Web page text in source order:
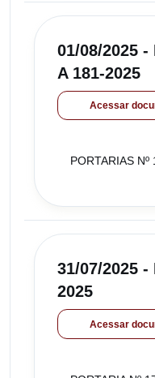
01/08/2025 -
A 181-2025
Acessar
PORTARIAS
31/07/2025 -
2025
Acessar